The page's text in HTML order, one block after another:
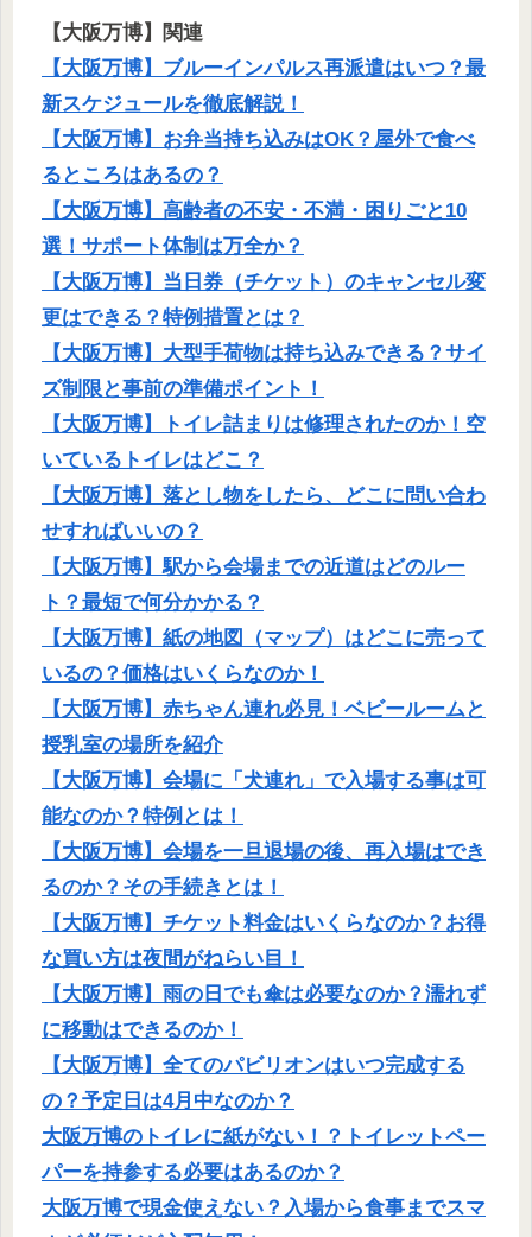
【大阪万博】関連
【大阪万博】ブルーインパルス再派遣はいつ？最
新スケジュールを徹底解説！
【大阪万博】お弁当持ち込みはOK？屋外で食べ
るところはあるの？
【大阪万博】高齢者の不安・不満・困りごと10
選！サポート体制は万全か？
【大阪万博】当日券（チケット）のキャンセル変
更はできる？特例措置とは？
【大阪万博】大型手荷物は持ち込みできる？サイ
ズ制限と事前の準備ポイント！
【大阪万博】トイレ詰まりは修理されたのか！空
いているトイレはどこ？
【大阪万博】落とし物をしたら、どこに問い合わ
せすればいいの？
【大阪万博】駅から会場までの近道はどのルー
ト？最短で何分かかる？
【大阪万博】紙の地図（マップ）はどこに売って
いるの？価格はいくらなのか！
【大阪万博】赤ちゃん連れ必見！ベビールームと
授乳室の場所を紹介
【大阪万博】会場に「犬連れ」で入場する事は可
能なのか？特例とは！
【大阪万博】会場を一旦退場の後、再入場はでき
るのか？その手続きとは！
【大阪万博】チケット料金はいくらなのか？お得
な買い方は夜間がねらい目！
【大阪万博】雨の日でも傘は必要なのか？濡れず
に移動はできるのか！
【大阪万博】全てのパビリオンはいつ完成する
の？予定日は4月中なのか？
大阪万博のトイレに紙がない！？トイレットペー
パーを持参する必要はあるのか？
大阪万博で現金使えない？入場から食事までスマ